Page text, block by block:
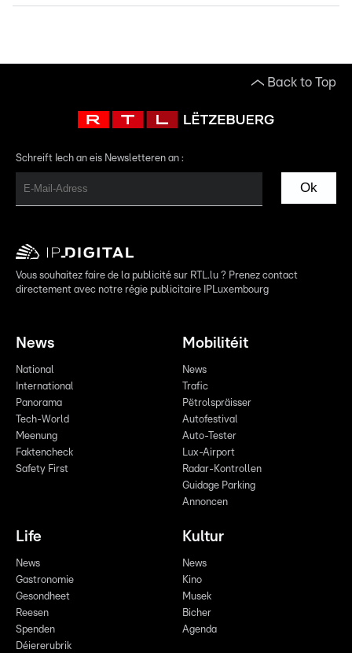
Back to Top
Schreift Iech an eis Newsletteren an :
Ok
Vous souhaitez faire de la publicité sur RTL.lu ? Prenez contact
directement avec notre régie publicitaire IPLuxembourg
News
National
International
Panorama
Tech-World
Meenung
Faktencheck
Safety First
Mobilitéit
News
Trafic
Pëtrolspräisser
Autofestival
Auto-Tester
Lux-Airport
Radar-Kontrollen
Guidage Parking
Annoncen
Life
News
Gastronomie
Gesondheet
Reesen
Spenden
Déiererubrik
Kultur
News
Kino
Musek
Bicher
Agenda